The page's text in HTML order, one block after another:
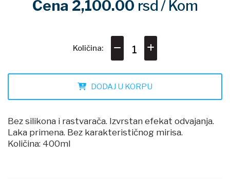
Cena 2,100.00 rsd/ Kom
Količina:
DODAJ U KORPU
Bez silikona i rastvarača. Izvrstan efekat odvajanja.
Laka primena. Bez karakterističnog mirisa.
Količina: 400ml